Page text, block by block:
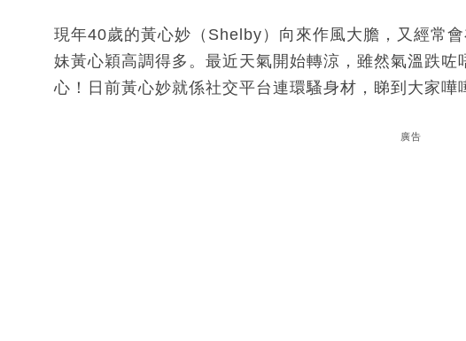
現年40歲的黃心妙（Shelby）向來作風大膽，又經常
妹黃心穎高調得多。最近天氣開始轉涼，雖然氣溫跌
心！日前黃心妙就係社交平台連環騷身材，睇到大家嘩
廣告